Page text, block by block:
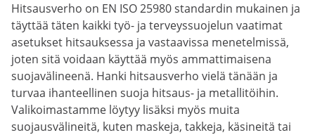
Hitsausverho on EN ISO 25980 standardin mukainen ja
täyttää täten kaikki työ- ja terveyssuojelun vaatimat
asetukset hitsauksessa ja vastaavissa menetelmissä,
joten sitä voidaan käyttää myös ammattimaisena
suojavälineenä. Hanki hitsausverho vielä tänään ja
turvaa ihanteellinen suoja hitsaus- ja metallitöihin.
Valikoimastamme löytyy lisäksi myös muita
suojausvälineitä, kuten maskeja, takkeja, käsineitä tai